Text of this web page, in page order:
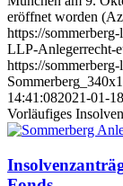
eröffnet worden
https://
LLP-Anlegerrecht-
https://
14:41:082021-01-
Vorläufiges